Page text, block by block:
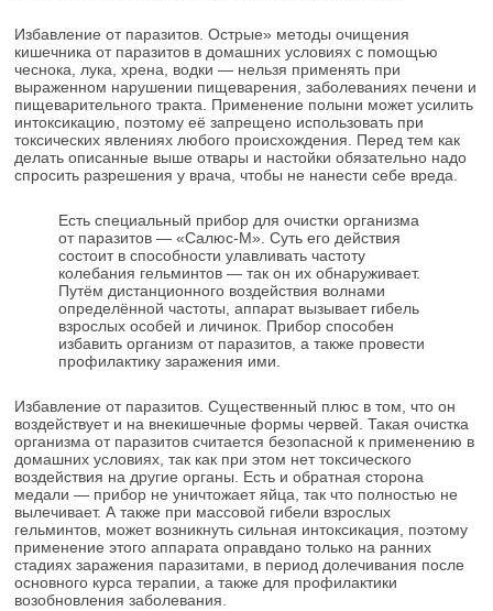
Избавление от паразитов. Острые» методы очищения
кишечника от паразитов в домашних условиях с помощью
чеснока, лука, хрена, водки — нельзя применять при
выраженном нарушении пищеварения, заболеваниях печени и
пищеварительного тракта. Применение полыни может усилить
интоксикацию, поэтому её запрещено использовать при
токсических явлениях любого происхождения. Перед тем как
делать описанные выше отвары и настойки обязательно надо
спросить разрешения у врача, чтобы не нанести себе вреда.
Есть специальный прибор для очистки организма
от паразитов — «Салюс-М». Суть его действия
состоит в способности улавливать частоту
колебания гельминтов — так он их обнаруживает.
Путём дистанционного воздействия волнами
определённой частоты, аппарат вызывает гибель
взрослых особей и личинок. Прибор способен
избавить организм от паразитов, а также провести
профилактику заражения ими.
Избавление от паразитов. Существенный плюс в том, что он
воздействует и на внекишечные формы червей. Такая очистка
организма от паразитов считается безопасной к применению в
домашних условиях, так как при этом нет токсического
воздействия на другие органы. Есть и обратная сторона
медали — прибор не уничтожает яйца, так что полностью не
вылечивает. А также при массовой гибели взрослых
гельминтов, может возникнуть сильная интоксикация, поэтому
применение этого аппарата оправдано только на ранних
стадиях заражения паразитами, в период долечивания после
основного курса терапии, а также для профилактики
возобновления заболевания.